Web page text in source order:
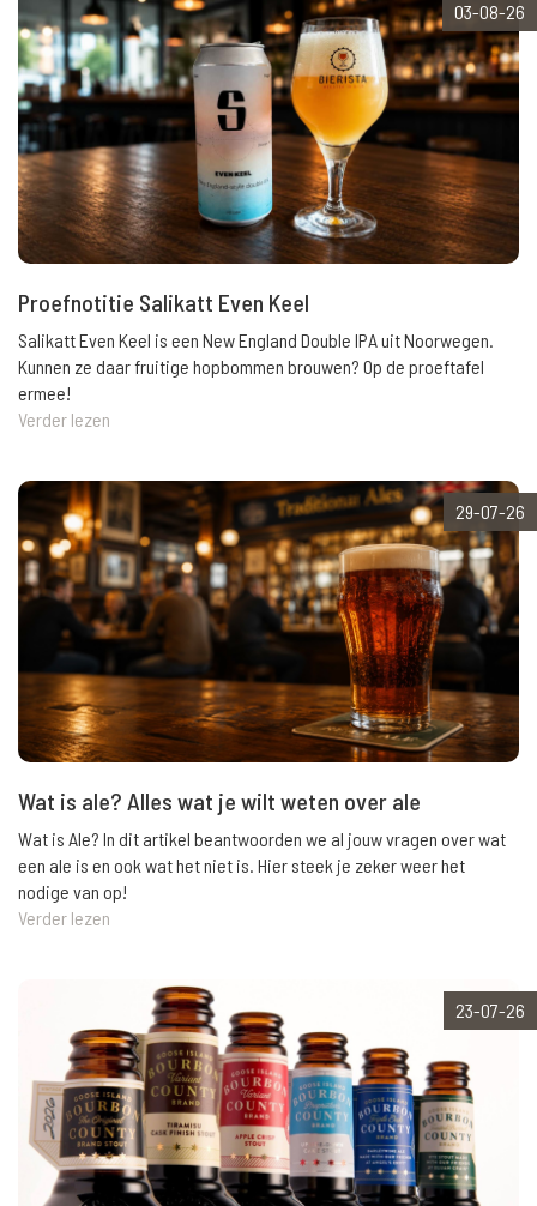
03-08-26
Proefnotitie Salikatt Even Keel
Salikatt Even Keel is een New England Double IPA uit Noorwegen.
Kunnen ze daar fruitige hopbommen brouwen? Op de proeftafel
ermee!
Verder lezen
29-07-26
Wat is ale? Alles wat je wilt weten over ale
Wat is Ale? In dit artikel beantwoorden we al jouw vragen over wat
een ale is en ook wat het niet is. Hier steek je zeker weer het
nodige van op!
Verder lezen
23-07-26